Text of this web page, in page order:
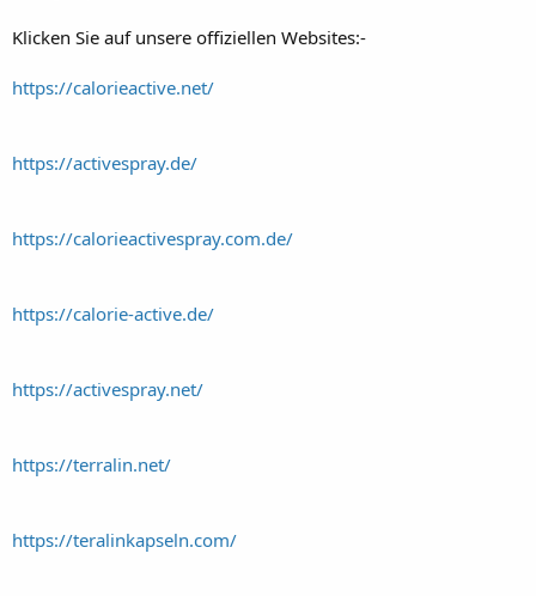
Klicken Sie auf unsere offiziellen Websites:-
https://calorieactive.net/
https://activespray.de/
https://calorieactivespray.com.de/
https://calorie-active.de/
https://activespray.net/
https://terralin.net/
https://teralinkapseln.com/